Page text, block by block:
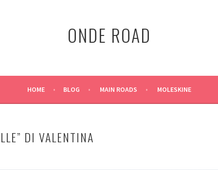
ONDE ROAD
HOME BLOG MAIN ROADS MOLESKINE
DI VALENTINA